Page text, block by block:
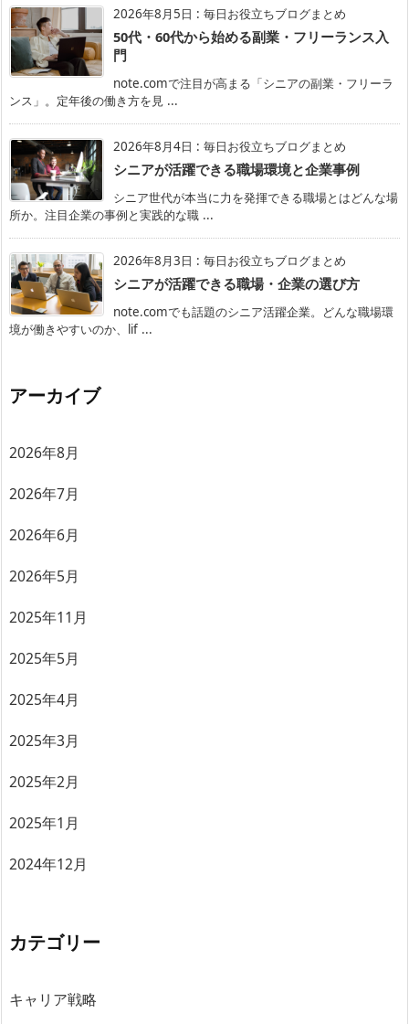
2026年8月5日 : 毎日お役立ちブログまとめ
50代・60代から始める副業・フリーランス入
門
note.comで注目が高まる「シニアの副業・フリーラ
ンス」。定年後の働き方を見 ...
2026年8月4日 : 毎日お役立ちブログまとめ
シニアが活躍できる職場環境と企業事例
シニア世代が本当に力を発揮できる職場とはどんな場
所か。注目企業の事例と実践的な職 ...
2026年8月3日 : 毎日お役立ちブログまとめ
シニアが活躍できる職場・企業の選び方
note.comでも話題のシニア活躍企業。どんな職場環
境が働きやすいのか、lif ...
アーカイブ
2026年8月
2026年7月
2026年6月
2026年5月
2025年11月
2025年5月
2025年4月
2025年3月
2025年2月
2025年1月
2024年12月
カテゴリー
キャリア戦略